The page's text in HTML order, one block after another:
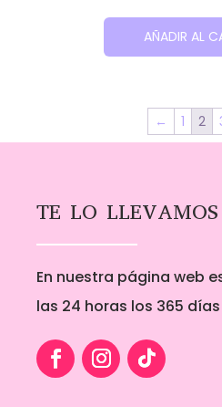
AÑADIR AL
← 1 2
TE LO
En nuestra página web
las 24 horas los 365